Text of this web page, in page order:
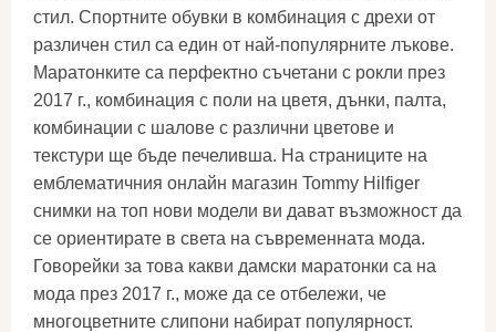
стил. Спортните обувки в комбинация с дрехи от
различен стил са един от най-популярните лъкове.
Маратонките са перфектно съчетани с рокли през
2017 г., комбинация с поли на цветя, дънки, палта,
комбинации с шалове с различни цветове и
текстури ще бъде печеливша. На страниците на
емблематичния онлайн магазин Tommy Hilfiger
снимки на топ нови модели ви дават възможност да
се ориентирате в света на съвременната мода.
Говорейки за това какви дамски маратонки са на
мода през 2017 г., може да се отбележи, че
многоцветните слипони набират популярност.